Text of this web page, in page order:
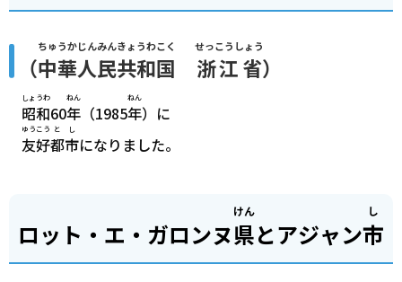
（中華
ちゅうか
人民
じんみん
共和国
きょうわこく
浙江省
せっこうしょう
）
昭和
しょうわ
60年
ねん
（1985年
ねん
）に
友好
ゆうこう
都市
とし
になりました。
ロット・エ・ガロンヌ県
けん
とアジャン市
し